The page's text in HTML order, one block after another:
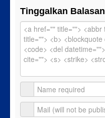
Tinggalkan Balasan